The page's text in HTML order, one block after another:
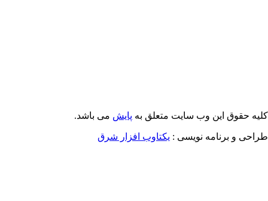
حقوق این وب سایت متعلق بهپایشمی باشد.
و برنامه نویسی : یکتاوب افزار شرق